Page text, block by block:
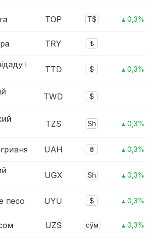
TOP T$ ▴ 0,3%
TRY ₺
і
TTD $ ▴ 0,3%
TWD $
TZS Sh ▴ 0,3%
UAH ₴ ▴ 0,3%
UGX Sh ▴ 0,3%
песо UYU $ ▴ 0,3%
UZS сўм ▴ 0,3%